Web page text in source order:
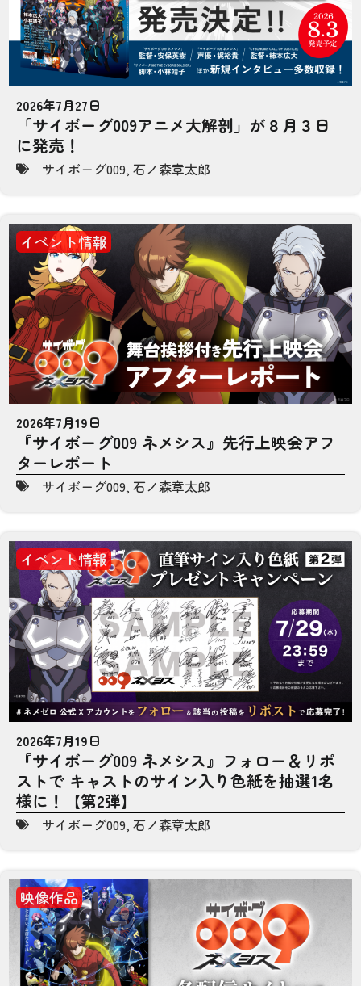
2026年7月27日
「サイボーグ009アニメ大解剖」が８月３日
に発売！
サイボーグ009, 石ノ森章太郎
イベント情報
2026年7月19日
『サイボーグ009 ネメシス』先行上映会アフ
ターレポート
サイボーグ009, 石ノ森章太郎
イベント情報
2026年7月19日
『サイボーグ009 ネメシス』フォロー＆リポ
ストで キャストのサイン入り色紙を抽選1名
様に！【第2弾】
サイボーグ009, 石ノ森章太郎
映像作品